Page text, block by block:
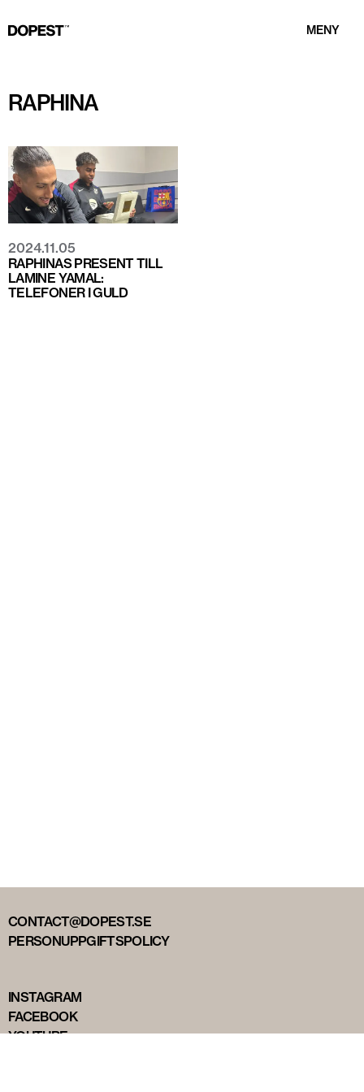
MENY
RAPHINA
2024.11.05
RAPHINAS PRESENT TILL
LAMINE YAMAL:
TELEFONER I GULD
CONTACT@DOPEST.SE
PERSONUPPGIFTSPOLICY
INSTAGRAM
FACEBOOK
YOUTUBE